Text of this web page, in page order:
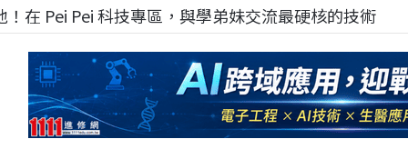
在 Pei Pei 科技專區，與學弟妹交流最硬核的技術